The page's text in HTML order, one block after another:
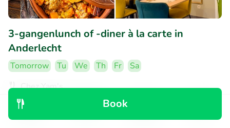
Book
3-gangenlunch of -diner à la carte in
Anderlecht
Tomorrow Tu We Th Fr
Sa
Chez Yam's
Anderlecht (5km)
Sold: 6
€34,30 €19,90